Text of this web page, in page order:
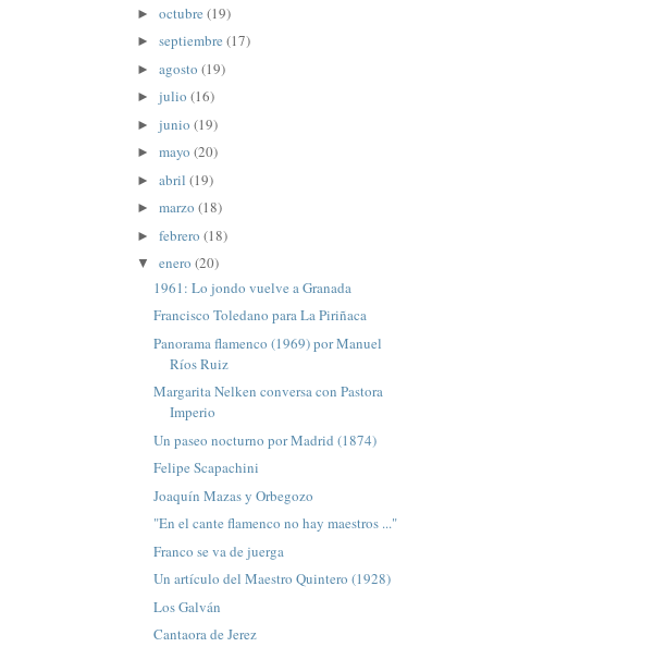
► octubre (19)
► septiembre (17)
► agosto (19)
► julio (16)
► junio (19)
► mayo (20)
► abril (19)
► marzo (18)
► febrero (18)
▼ enero (20)
1961: Lo jondo vuelve a Granada
Francisco Toledano para La Piriñaca
Panorama flamenco (1969) por Manuel
Ríos Ruiz
Margarita Nelken conversa con Pastora
Imperio
Un paseo nocturno por Madrid (1874)
Felipe Scapachini
Joaquín Mazas y Orbegozo
"En el cante flamenco no hay maestros ..."
Franco se va de juerga
Un artículo del Maestro Quintero (1928)
Los Galván
Cantaora de Jerez